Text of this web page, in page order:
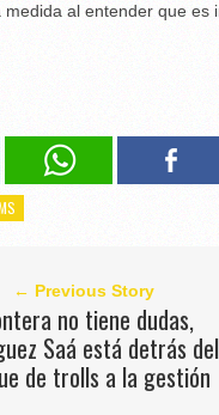
medida al entender que es
← Previous Story
no tiene dudas,
Saá está detrás del
de trolls a la gestión